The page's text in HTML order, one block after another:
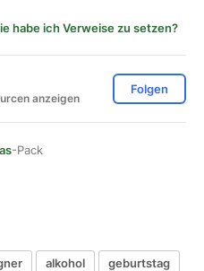
habe ich Verweise zu setzen?
anzeigen
Folgen
-Pack
alkohol
geburtstag